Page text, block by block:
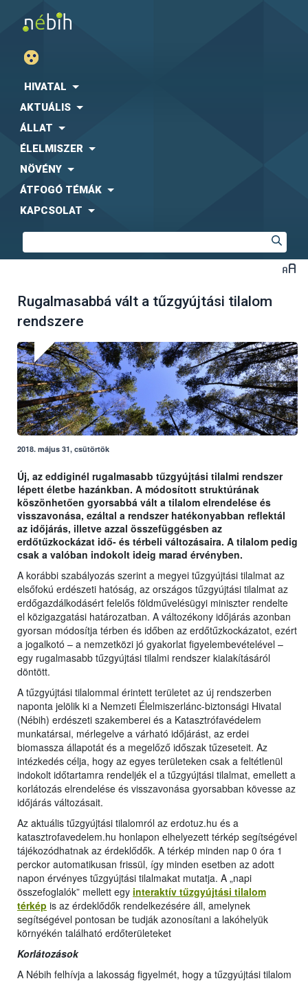
HIVATAL
AKTUÁLIS
ÁLLAT
ÉLELMISZER
NÖVÉNY
ÁTFOGÓ TÉMÁK
KAPCSOLAT
Rugalmasabbá vált a tűzgyújtási tilalom
rendszere
2018. május 31, csütörtök
Új, az eddiginél rugalmasabb tűzgyújtási tilalmi rendszer
lépett életbe hazánkban. A módosított struktúrának
köszönhetően gyorsabbá vált a tilalom elrendelése és
visszavonása, ezáltal a rendszer hatékonyabban reflektál
az időjárás, illetve azzal összefüggésben az
erdőtűzkockázat idő- és térbeli változásaira. A tilalom pedig
csak a valóban indokolt ideig marad érvényben.
A korábbi szabályozás szerint a megyei tűzgyújtási tilalmat az
elsőfokú erdészeti hatóság, az országos tűzgyújtási tilalmat az
erdőgazdálkodásért felelős földművelésügyi miniszter rendelte
el közigazgatási határozatban. A változékony időjárás azonban
gyorsan módosítja térben és időben az erdőtűzkockázatot, ezért
a jogalkotó – a nemzetközi jó gyakorlat figyelembevételével –
egy rugalmasabb tűzgyújtási tilalmi rendszer kialakításáról
döntött.
A tűzgyújtási tilalommal érintett területet az új rendszerben
naponta jelölik ki a Nemzeti Élelmiszerlánc-biztonsági Hivatal
(Nébih) erdészeti szakemberei és a Katasztrófavédelem
munkatársai, mérlegelve a várható időjárást, az erdei
biomassza állapotát és a megelőző időszak tűzeseteit. Az
intézkedés célja, hogy az egyes területeken csak a feltétlenül
indokolt időtartamra rendeljék el a tűzgyújtási tilalmat, emellett a
korlátozás elrendelése és visszavonása gyorsabban kövesse az
időjárás változásait.
Az aktuális tűzgyújtási tilalomról az erdotuz.hu és a
katasztrofavedelem.hu honlapon elhelyezett térkép segítségével
tájékozódhatnak az érdeklődők. A térkép minden nap 0 óra 1
perckor automatikusan frissül, így minden esetben az adott
napon érvényes tűzgyújtási tilalmakat mutatja. A „napi
összefoglalók” mellett egy interaktív tűzgyújtási tilalom
térkép is az érdeklődők rendelkezésére áll, amelynek
segítségével pontosan be tudják azonosítani a lakóhelyük
környékén található erdőterületeket
Korlátozások
A Nébih felhívja a lakosság figyelmét, hogy a tűzgyújtási tilalom